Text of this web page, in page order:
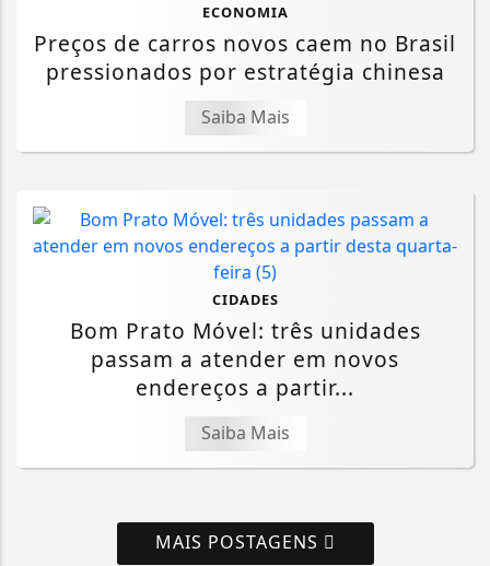
ECONOMIA
Preços de carros novos caem no Brasil
pressionados por estratégia chinesa
Saiba Mais
CIDADES
Bom Prato Móvel: três unidades
passam a atender em novos
endereços a partir...
Saiba Mais
MAIS POSTAGENS